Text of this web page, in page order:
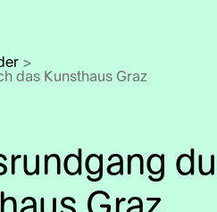
>
das Kunsthaus Graz